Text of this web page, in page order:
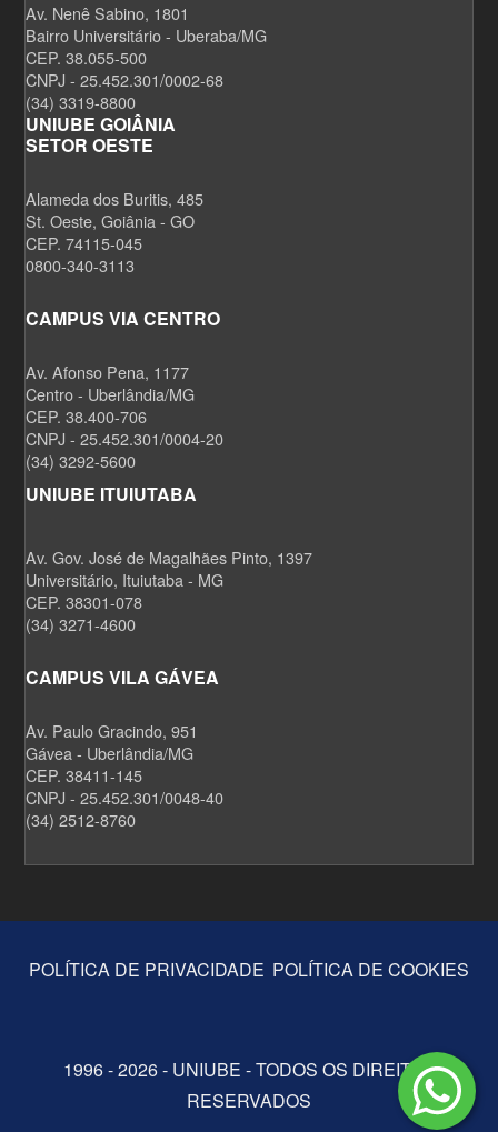
Av. Nenê Sabino, 1801
Bairro Universitário - Uberaba/MG
CEP. 38.055-500
CNPJ - 25.452.301/0002-68
(34) 3319-8800
UNIUBE GOIÂNIA
SETOR OESTE
Alameda dos Buritis, 485
St. Oeste, Goiânia - GO
CEP. 74115-045
0800-340-3113
CAMPUS VIA CENTRO
Av. Afonso Pena, 1177
Centro - Uberlândia/MG
CEP. 38.400-706
CNPJ - 25.452.301/0004-20
(34) 3292-5600
UNIUBE ITUIUTABA
Av. Gov. José de Magalhães Pinto, 1397
Universitário, Ituiutaba - MG
CEP. 38301-078
(34) 3271-4600
CAMPUS VILA GÁVEA
Av. Paulo Gracindo, 951
Gávea - Uberlândia/MG
CEP. 38411-145
CNPJ - 25.452.301/0048-40
(34) 2512-8760
POLÍTICA DE PRIVACIDADE POLÍTICA DE COOKIES
1996 - 2026 - UNIUBE - TODOS OS DIREITOS
RESERVADOS